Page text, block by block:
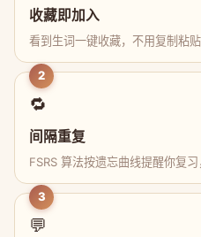
收藏即加入
看到生词一键收藏，不用复制粘
2
🔁
间隔重复
FSRS 算法按遗忘曲线提醒你复习
3
💬